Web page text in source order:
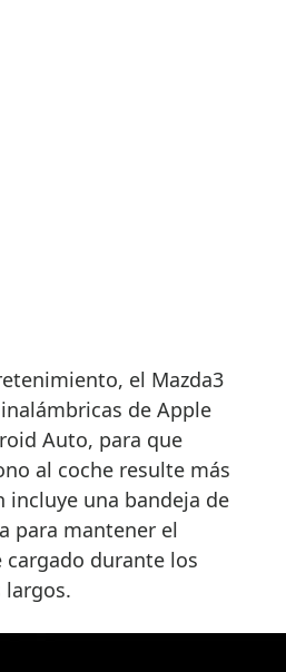
el Mazda3
de Apple
Auto, para que
al coche resulte más
incluye una bandeja de
para mantener el
durante los
largos.